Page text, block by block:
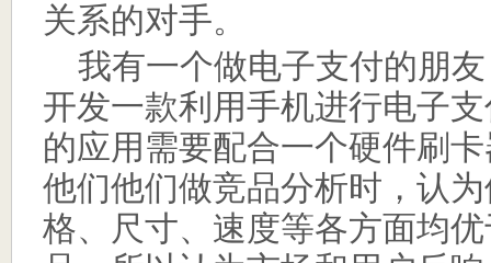
关系的对手。
我有一个做电子支付的朋
开发一款利用手机进行电子
的应用需要配合一个硬件刷
他们他们做竞品分析时，认
格、尺寸、速度等各方面均